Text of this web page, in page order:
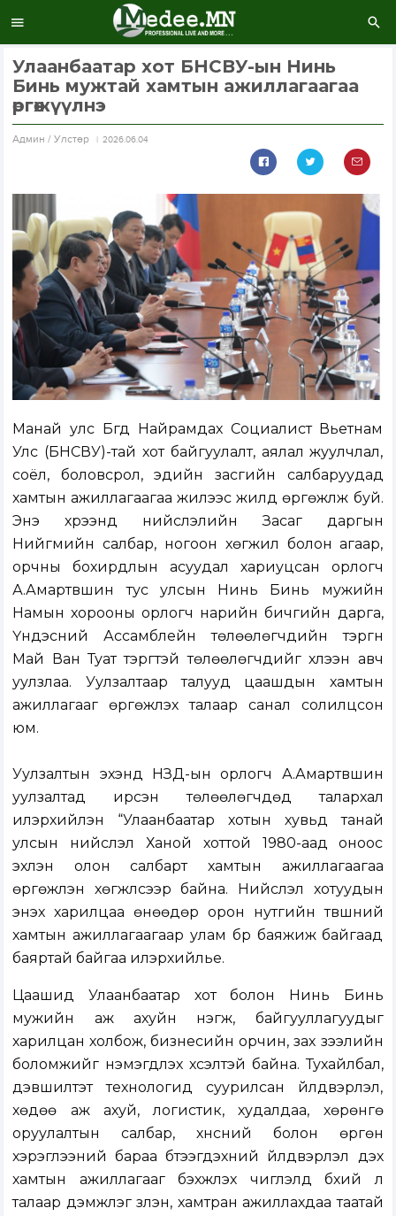
Улаанбаатар хот БНСВУ-ын Нинь
Бинь мужтай хамтын ажиллагаагаа
өргөжүүлнэ
Aдмин / Улстөр 2026.06.04
Манай улс Бүгд Найрамдах Социалист Вьетнам
Улс (БНСВУ)-тай хот байгуулалт, аялал жуулчлал,
соёл, боловсрол, эдийн засгийн салбаруудад
хамтын ажиллагаагаа жилээс жилд өргөжүүлж буй.
Энэ хүрээнд нийслэлийн Засаг даргын
Нийгмийн салбар, ногоон хөгжил болон агаар,
орчны бохирдлын асуудал хариуцсан орлогч
А.Амартүвшин тус улсын Нинь Бинь мужийн
Намын хорооны орлогч нарийн бичгийн дарга,
Үндэсний Ассамблейн төлөөлөгчдийн тэргүүн
Май Ван Туат тэргүүтэй төлөөлөгчдийг хүлээн авч
уулзлаа. Уулзалтаар талууд цаашдын хамтын
ажиллагааг өргөжүүлэх талаар санал солилцсон
юм.
Уулзалтын эхэнд НЗД-ын орлогч А.Амартүвшин
уулзалтад ирсэн төлөөлөгчдөд талархал
илэрхийлэн “Улаанбаатар хотын хувьд танай
улсын нийслэл Ханой хоттой 1980-аад оноос
эхлэн олон салбарт хамтын ажиллагаагаа
өргөжүүлэн хөгжүүлсээр байна. Нийслэл хотуудын
энэхүү харилцаа өнөөдөр орон нутгийн түвшний
хамтын ажиллагаагаар улам бүр баяжиж байгаад
баяртай байгаа илэрхийлье.
Цаашид Улаанбаатар хот болон Нинь Бинь
мужийн аж ахуйн нэгж, байгууллагуудыг
харилцан холбож, бизнесийн орчин, зах зээлийн
боломжийг нэмэгдүүлэх хүсэлтэй байна. Тухайлбал,
дэвшилтэт технологид суурилсан үйлдвэрлэл,
хөдөө аж ахуй, логистик, худалдаа, хөрөнгө
оруулалтын салбар, хүнсний болон өргөн
хэрэглээний бараа бүтээгдэхүүний үйлдвэрлэл дэх
хамтын ажиллагааг бэхжүүлэх чиглэлд бүхий л
талаар дэмжлэг үзүүлэн, хамтран ажиллахдаа таатай